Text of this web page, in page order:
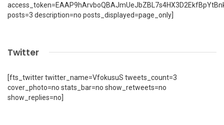
posts=3 description=no posts_displayed=page_only]
Twitter
[fts_twitter twitter_name=VfokusuS tweets_count=3
cover_photo=no stats_bar=no show_retweets=no
show_replies=no]